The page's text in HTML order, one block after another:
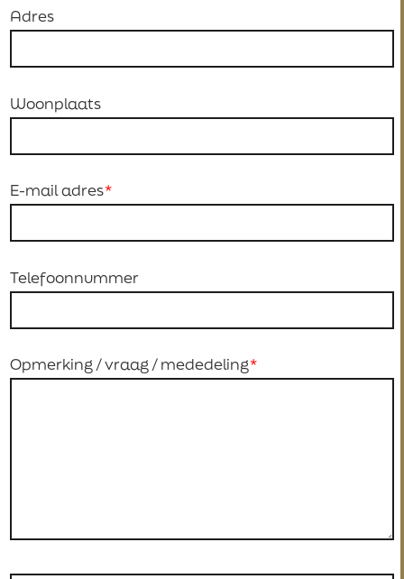
Adres
Woonplaats
E-mail adres
Telefoonnummer
Opmerking / vraag / mededeling